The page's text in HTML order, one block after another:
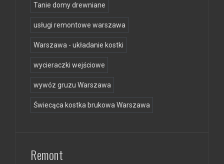
Tanie domy drewniane
usługi remontowe warszawa
Warszawa - układanie kostki
wycieraczki wejściowe
wywóz gruzu Warszawa
Świecąca kostka brukowa Warszawa
Remont